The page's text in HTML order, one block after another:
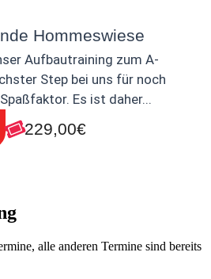
Hommeswiese
Aufbautraining zum A-
Step bei uns für noch
Es ist daher...
229,00€
alle anderen Termine sind bereits